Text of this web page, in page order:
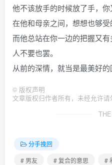
他不该放手的时候放了手，
在他和母亲之间，想想也够受
而他总站在你一边的把握又
人不要也罢。
从前的深情，就当是最美好的
© 版权声明
文章版权归作者所有，未经允许请
分手挽回
# 男友
# 复合的意思 #